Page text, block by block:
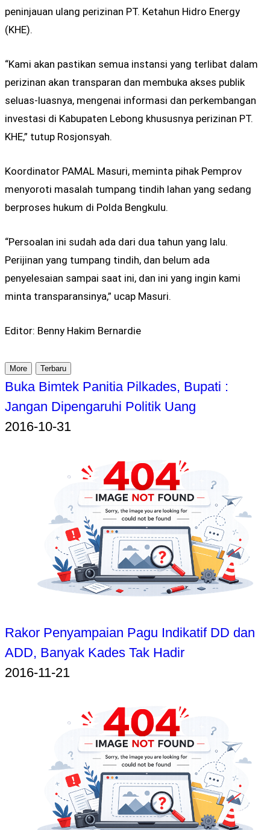
peninjauan ulang perizinan PT. Ketahun Hidro Energy
(KHE).
“Kami akan pastikan semua instansi yang terlibat dalam
perizinan akan transparan dan membuka akses publik
seluas-luasnya, mengenai informasi dan perkembangan
investasi di Kabupaten Lebong khususnya perizinan PT.
KHE,” tutup Rosjonsyah.
Koordinator PAMAL Masuri, meminta pihak Pemprov
menyoroti masalah tumpang tindih lahan yang sedang
berproses hukum di Polda Bengkulu.
“Persoalan ini sudah ada dari dua tahun yang lalu.
Perijinan yang tumpang tindih, dan belum ada
penyelesaian sampai saat ini, dan ini yang ingin kami
minta transparansinya,” ucap Masuri.
Editor: Benny Hakim Bernardie
More Terbaru
Buka Bimtek Panitia Pilkades, Bupati :
Jangan Dipengaruhi Politik Uang
2016-10-31
Rakor Penyampaian Pagu Indikatif DD dan
ADD, Banyak Kades Tak Hadir
2016-11-21